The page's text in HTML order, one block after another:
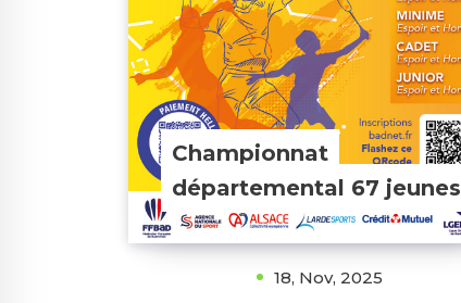
Championnat
départemental 67 jeunes
18, Nov, 2025